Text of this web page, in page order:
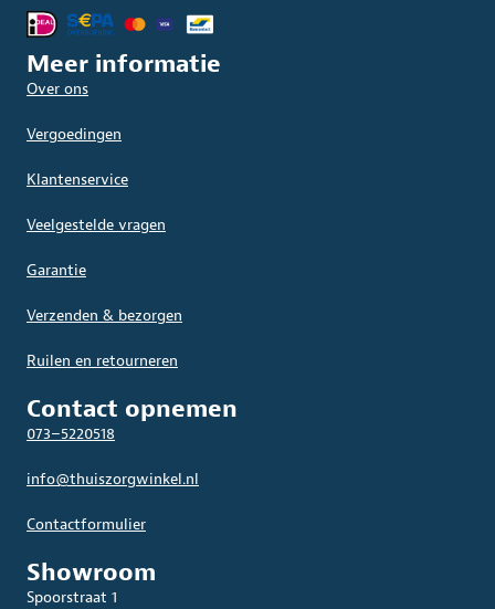
Meer informatie
Over ons
Vergoedingen
Klantenservice
Veelgestelde vragen
Garantie
Verzenden & bezorgen
Ruilen en retourneren
Contact opnemen
073–5220518
info@thuiszorgwinkel.nl
Contactformulier
Showroom
Spoorstraat 1